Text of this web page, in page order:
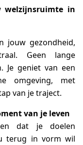
welzijnsruimte in
jouw gezondheid,
Geen lange
Je geniet van een
omgeving, met
van je traject.
van je leven
dat je doelen
terug in vorm wil